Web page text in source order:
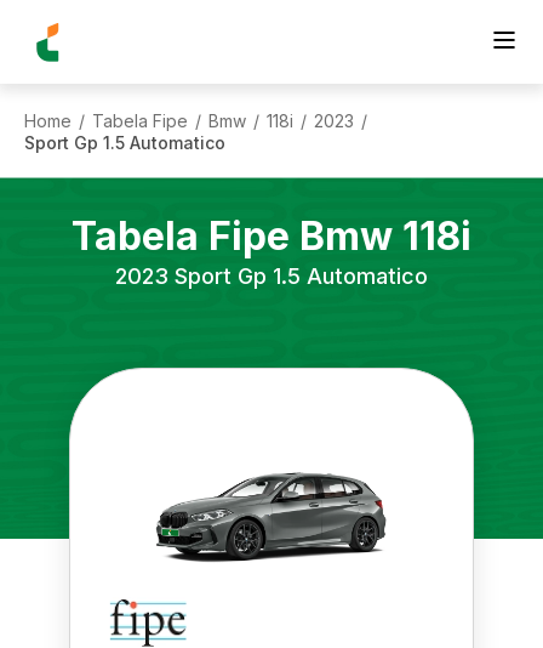
Home / Tabela Fipe / Bmw / 118i / 2023 /
Sport Gp 1.5 Automatico
Tabela Fipe Bmw 118i
2023 Sport Gp 1.5 Automatico